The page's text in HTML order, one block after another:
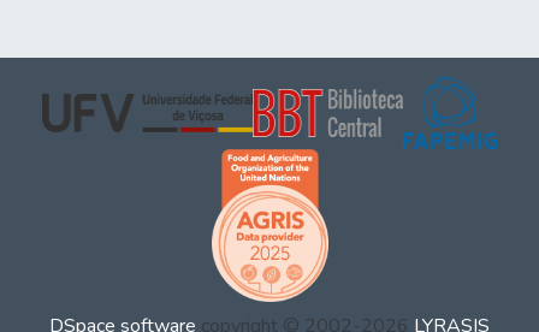
DSpace software copyright © 2002-2026 LYRASIS